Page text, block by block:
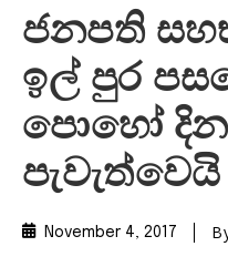
ජනපති
ඉල් පුර
පොහෝ දින
පැවැත්වෙයි
November 4, 2017